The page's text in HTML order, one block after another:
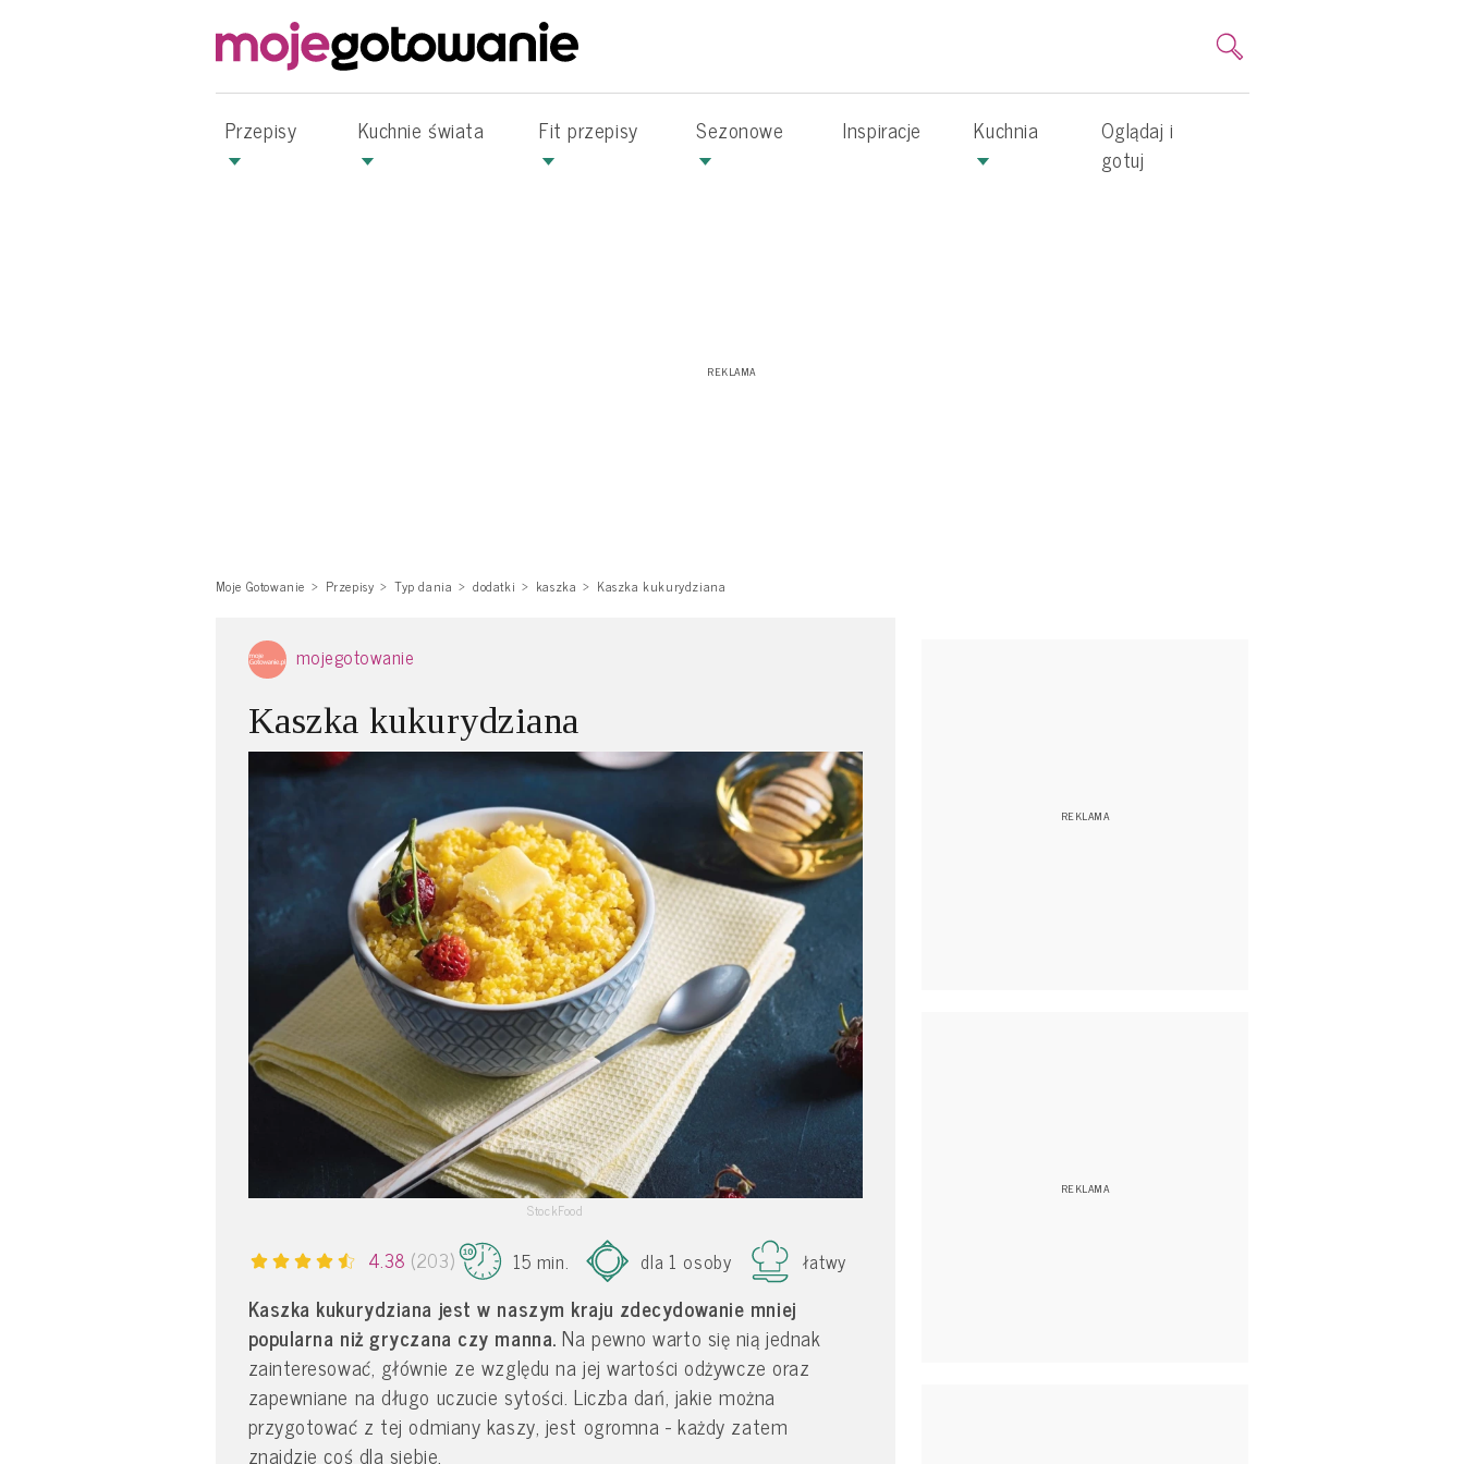
Przepisy Kuchnie świata Fit przepisy Sezonowe Inspiracje Kuchnia
Oglądaj i
gotuj
Moje Gotowanie Przepisy Typ dania dodatki kaszka Kaszka kukurydziana
mojegotowanie
Kaszka kukurydziana
StockFood
4.38 (203) 15 min. dla 1 osoby łatwy
Kaszka kukurydziana jest w naszym kraju zdecydowanie mniej
popularna niż gryczana czy manna. Na pewno warto się nią jednak
zainteresować, głównie ze względu na jej wartości odżywcze oraz
zapewniane na długo uczucie sytości. Liczba dań, jakie można
przygotować z tej odmiany kaszy, jest ogromna - każdy zatem
znajdzie coś dla siebie.